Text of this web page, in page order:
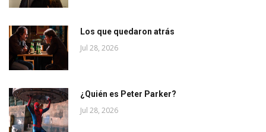
Los que quedaron atrás
Jul 28, 2026
¿Quién es Peter Parker?
Jul 28, 2026